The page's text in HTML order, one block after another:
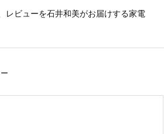
レビューを石井和美がお届けする家電

前へ
次へ